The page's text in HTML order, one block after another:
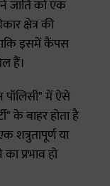
जाति को एक
क्षेत्र की
इसमें कैंपस
हैं।
पॉलिसी" में ऐसे
के बाहर होता है
शत्रुतापूर्ण या
का प्रभाव हो